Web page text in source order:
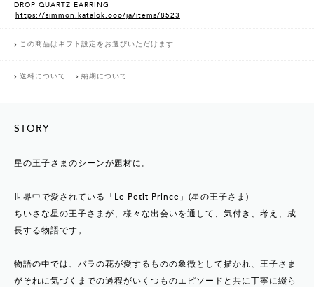
DROP QUARTZ EARRING
https://simmon.katalok.ooo/ja/items/8523
この商品はギフト設定をお選びいただけます
送料について 納期について
STORY
星の王子さまのシーンが題材に。
世界中で愛されている「Le Petit Prince」(星の王子さま)
ちいさな星の王子さまが、様々な出会いを通して、気付き、考え、成
長する物語です。
物語の中では、バラの花が愛するものの象徴として描かれ、王子さま
がそれに気づくまでの過程がいくつものエピソードと共に丁寧に綴ら